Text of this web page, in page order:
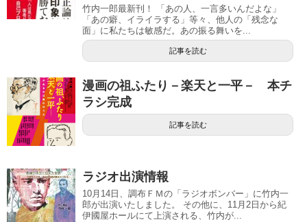
竹内一郎最新刊！ 「あの人、一言多いんだよな」
「あの癖、イライラする」等々、他人の「残念な
面」に私たちは敏感だ。あの振る舞いを...
記事を読む
漫画の祖ふたり－楽天と一平－ 本チ
ラシ完成
記事を読む
ラジオ出演情報
10月14日、調布ＦＭの「ラジオボンバー」に竹内一
郎が出演いたしました。 その他に、11月2日から紀
伊國屋ホールにて上演される、竹内が...